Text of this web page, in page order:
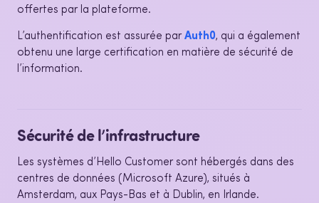
offertes par la plateforme.
L’authentification est assurée par Auth0, qui a également
obtenu une large certification en matière de sécurité de
l’information.
Sécurité de l’infrastructure
Les systèmes d’Hello Customer sont hébergés dans des
centres de données (Microsoft Azure), situés à
Amsterdam, aux Pays-Bas et à Dublin, en Irlande.